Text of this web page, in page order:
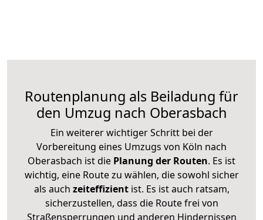
Routenplanung als Beiladung für
den Umzug nach Oberasbach
Ein weiterer wichtiger Schritt bei der
Vorbereitung eines Umzugs von Köln nach
Oberasbach ist die Planung der Routen. Es ist
wichtig, eine Route zu wählen, die sowohl sicher
als auch zeiteffizientist. Es ist auch ratsam,
sicherzustellen, dass die Route frei von
Straßensperrungen und anderen Hindernissen